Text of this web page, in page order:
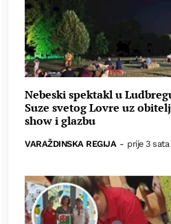
Nebeski spektakl u
Suze svetog Lovre uz
show i glazbu
VARAŽDINSKA REGIJA - prije 3 sata